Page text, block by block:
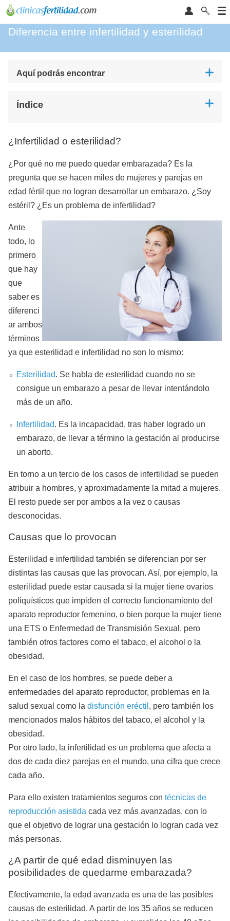
Diferencia entre infertilidad y esterilidad
Aquí podrás encontrar
Índice
¿Infertilidad o esterilidad?
¿Por qué no me puedo quedar embarazada? Es la
pregunta que se hacen miles de mujeres y parejas en
edad fértil que no logran desarrollar un embarazo. ¿Soy
estéril? ¿Es un problema de infertilidad?
Ante
todo, lo
primero
que hay
que
saber es
diferenci
ar ambos
términos
ya que esterilidad e infertilidad no son lo mismo:
Esterilidad. Se habla de esterilidad cuando no se
consigue un embarazo a pesar de llevar intentándolo
más de un año.
Infertilidad. Es la incapacidad, tras haber logrado un
embarazo, de llevar a término la gestación al producirse
un aborto.
En torno a un tercio de los casos de infertilidad se pueden
atribuir a hombres, y aproximadamente la mitad a mujeres.
El resto puede ser por ambos a la vez o causas
desconocidas.
Causas que lo provocan
Esterilidad e infertilidad también se diferencian por ser
distintas las causas que las provocan. Así, por ejemplo, la
esterilidad puede estar causada si la mujer tiene ovarios
poliquísticos que impiden el correcto funcionamiento del
aparato reproductor femenino, o bien porque la mujer tiene
una ETS o Enfermedad de Transmisión Sexual, pero
también otros factores como el tabaco, el alcohol o la
obesidad.
En el caso de los hombres, se puede deber a
enfermedades del aparato reproductor, problemas en la
salud sexual como la disfunción eréctil , pero también los
mencionados malos hábitos del tabaco, el alcohol y la
obesidad.
Por otro lado, la infertilidad es un problema que afecta a
dos de cada diez parejas en el mundo, una cifra que crece
cada año.
Para ello existen tratamientos seguros con técnicas de
reproducción asistida cada vez más avanzadas, con lo
que el objetivo de lograr una gestación lo logran cada vez
más personas.
¿A partir de qué edad disminuyen las
posibilidades de quedarme embarazada?
Efectivamente, la edad avanzada es una de las posibles
causas de esterilidad. A partir de los 35 años se reducen